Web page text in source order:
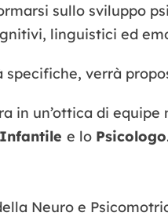
sullo sviluppo
linguistici ed
verrà
in un’ottica di
e lo Psicologo
Neuro e